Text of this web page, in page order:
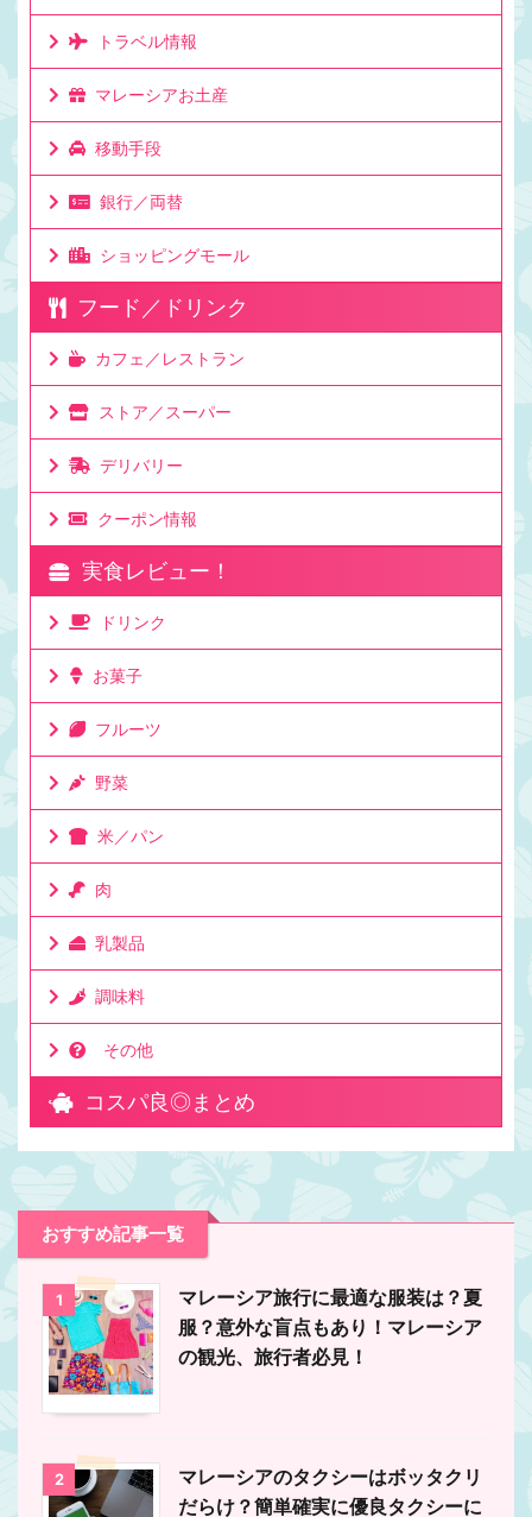
トラベル情報
マレーシアお土産
移動手段
銀行／両替
ショッピングモール
フード／ドリンク
カフェ／レストラン
ストア／スーパー
デリバリー
クーポン情報
実食レビュー！
ドリンク
お菓子
フルーツ
野菜
米／パン
肉
乳製品
調味料
その他
コスパ良◎まとめ
おすすめ記事一覧
1
マレーシア旅行に最適な服装は？夏
服？意外な盲点もあり！マレーシア
の観光、旅行者必見！
2
マレーシアのタクシーはボッタクリ
だらけ？簡単確実に優良タクシーに